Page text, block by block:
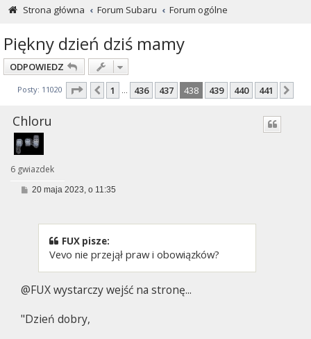
Strona główna
Forum Subaru Forum ogólne
Piękny dzień dziś mamy
ODPOWIEDZ
Posty: 11020 Strona 438 z441
Poprzednia
1 … 436 437 438 439 440 441
Chloru
6 gwiazdek
P20 maja 2023, o 11:35
FUX pisze:
Vevo nie przejął praw i obowiązków?
@FUX wystarczy wejść na stronę...
"Dzień dobry,